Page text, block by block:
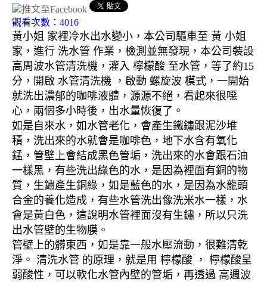
觀看次數：4016
黃小姐 家裡冷水出水變小，本公司驅車至 黃 小姐
家，進行 洗水管 作業，檢測並無發現，本公司裝設
高周波水管清洗機，灌入 檸檬酸 至水管，等了約15
分，開啟 水管清洗機 ，啟動 螺旋波 模式，一開始
就洗出濃郁的咖啡液體，源源不絕，看起來很噁
心，兩個多小時後，出水量恢復了。
如是自來水，如水管老化，會產生鐵鏽跟泥沙堆
積，洗出來的水就會是咖啡色，地下水含有氧化
錳，管壁上會結成黑色管垢，洗出來的水會跟石油
一樣黑，有些洗出綠色的水，是因為裡面有銅的物
質，生鏽產生銅綠，如是藍色的水，是因為水龍頭
合金的養化造成，有些水管洗出像洗米水一樣，水
會是黃白色，這說明水管裡面沒有生鏽，所以只洗
出水管壁的生物膜。
管壁上的髒東西，如是靠一般水壓流動，很難清乾
淨。 清洗水管 的原理，就是用 檸檬酸 ， 檸檬酸呈
弱酸性，可以軟化水管內壁的管垢，再透過 高週波